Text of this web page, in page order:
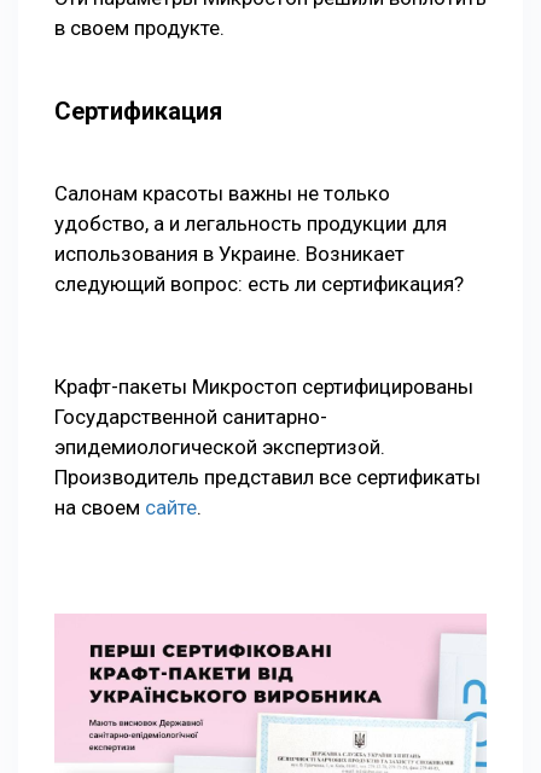
в своем продукте.
Сертификация
Салонам красоты важны не только
удобство, а и легальность продукции для
использования в Украине. Возникает
следующий вопрос: есть ли сертификация?
Крафт-пакеты Микростоп сертифицированы
Государственной санитарно-
эпидемиологической экспертизой.
Производитель представил все сертификаты
на своем сайте.